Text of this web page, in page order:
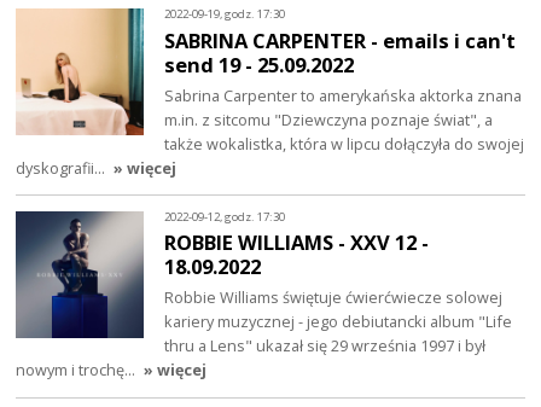
2022-09-19, godz. 17:30
SABRINA CARPENTER - emails i can't
send 19 - 25.09.2022
Sabrina Carpenter to amerykańska aktorka znana
m.in. z sitcomu "​Dziewczyna poznaje świat", a
także wokalistka, która w lipcu dołączyła do swojej
dyskografii… » więcej
2022-09-12, godz. 17:30
ROBBIE WILLIAMS - XXV 12 -
18.09.2022
Robbie Williams świętuje ćwierćwiecze solowej
kariery muzycznej - jego debiutancki album "Life
thru a Lens" ukazał się 29 września 1997 i był
nowym i trochę… » więcej